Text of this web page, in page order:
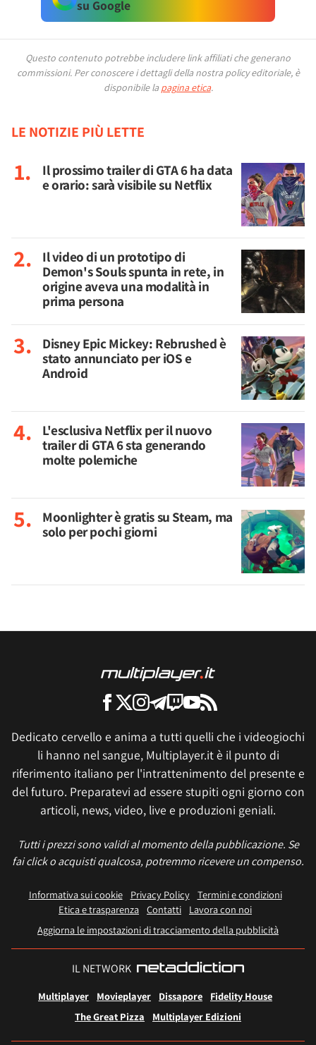
su Google
Questo contenuto potrebbe includere link affiliati che generano
commissioni. Per conoscere i dettagli della nostra policy editoriale, è
disponibile la pagina etica.
LE NOTIZIE PIÙ LETTE
Il prossimo trailer di GTA 6 ha data
e orario: sarà visibile su Netflix
Il video di un prototipo di
Demon's Souls spunta in rete, in
origine aveva una modalità in
prima persona
Disney Epic Mickey: Rebrushed è
stato annunciato per iOS e
Android
L'esclusiva Netflix per il nuovo
trailer di GTA 6 sta generando
molte polemiche
Moonlighter è gratis su Steam, ma
solo per pochi giorni
Dedicato cervello e anima a tutti quelli che i videogiochi
li hanno nel sangue, Multiplayer.it è il punto di
riferimento italiano per l'intrattenimento del presente e
del futuro. Preparatevi ad essere stupiti ogni giorno con
articoli, news, video, live e produzioni geniali.
Tutti i prezzi sono validi al momento della pubblicazione. Se
fai click o acquisti qualcosa, potremmo ricevere un compenso.
Informativa sui cookie Privacy Policy
Termini e condizioni
Etica e trasparenza Contatti
Lavora con noi
Aggiorna le impostazioni di tracciamento della pubblicità
IL NETWORK
Multiplayer Movieplayer Dissapore
Fidelity House
The Great Pizza
Multiplayer Edizioni